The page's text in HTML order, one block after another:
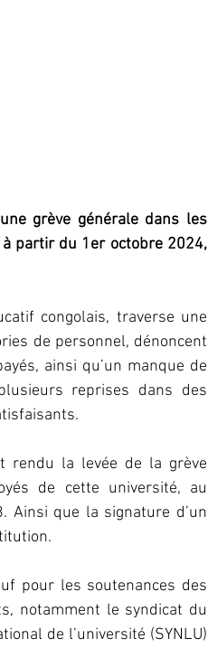
grève générale dans les
partir du 1er octobre 2024,
congolais, traverse une
de personnel, dénoncent
ainsi qu’un manque de
reprises dans des
rendu la levée de la grève
de cette université, au
Ainsi que la signature d’un
pour les soutenances des
notamment le syndicat du
de l’université (SYNLU)